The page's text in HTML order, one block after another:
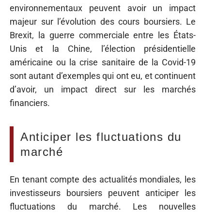
environnementaux peuvent avoir un impact
majeur sur l’évolution des cours boursiers. Le
Brexit, la guerre commerciale entre les États-
Unis et la Chine, l’élection présidentielle
américaine ou la crise sanitaire de la Covid-19
sont autant d’exemples qui ont eu, et continuent
d’avoir, un impact direct sur les marchés
financiers.
Anticiper les fluctuations du
marché
En tenant compte des actualités mondiales, les
investisseurs boursiers peuvent anticiper les
fluctuations du marché. Les nouvelles